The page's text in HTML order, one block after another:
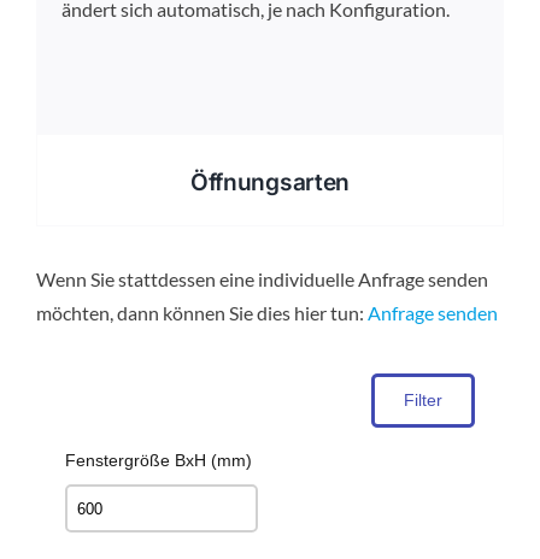
ändert sich automatisch, je nach Konfiguration.
Öffnungsarten
Wenn Sie stattdessen eine individuelle Anfrage senden
möchten, dann können Sie dies hier tun: Anfrage senden